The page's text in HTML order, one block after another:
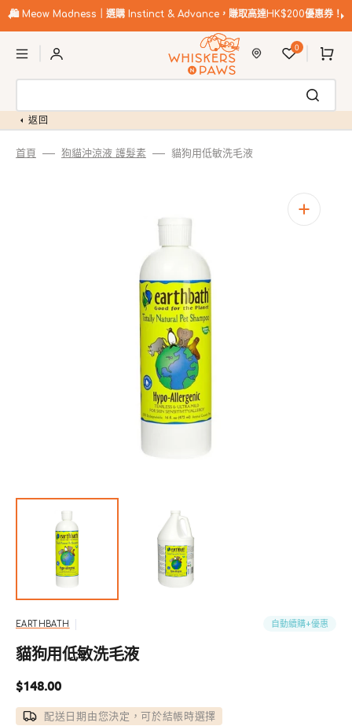
至
容
🛍️ Meow Madness｜選購 Instinct & Advance，賺取高達HK$200優惠券！
0
購
物
返回
首頁 狗貓沖涼液 護髮素 貓狗用低敏洗毛液
開
啟
圖
庫
檢
視
媒
體
案
EARTHBATH 自動續購+優惠
貓狗用低敏洗毛液
定
價
$148.00
配送日期由您決定，可於結帳時選擇